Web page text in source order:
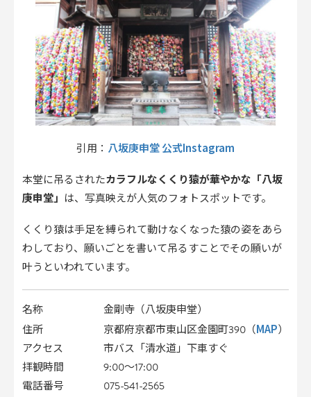
引用： 八坂庚申堂 公式Instagram
本堂に吊るされたカラフルなくくり猿が華やかな「八坂
庚申堂」 は、写真映えが人気のフォトスポットです。
くくり猿は手足を縛られて動けなくなった猿の姿をあら
わしており、願いごとを書いて吊るすことでその願いが
叶うといわれています。
名称
金剛寺（八坂庚申堂）
住所
京都府京都市東山区金園町390（MAP）
アクセス
市バス「清水道」下車すぐ
拝観時間
9:00～17:00
電話番号
075-541-2565